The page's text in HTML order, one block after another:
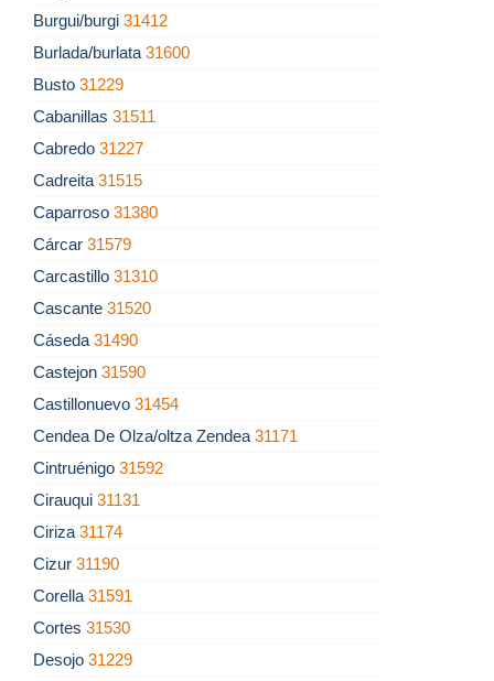
Burgui/burgi 31412
Burlada/burlata 31600
Busto 31229
Cabanillas 31511
Cabredo 31227
Cadreita 31515
Caparroso 31380
Cárcar 31579
Carcastillo 31310
Cascante 31520
Cáseda 31490
Castejon 31590
Castillonuevo 31454
Cendea De Olza/oltza Zendea 31171
Cintruénigo 31592
Cirauqui 31131
Ciriza 31174
Cizur 31190
Corella 31591
Cortes 31530
Desojo 31229